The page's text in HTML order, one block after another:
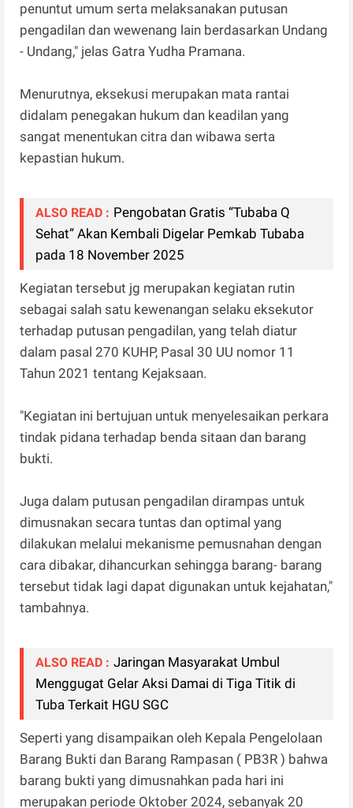
penuntut umum serta melaksanakan putusan
pengadilan dan wewenang lain berdasarkan Undang
- Undang," jelas Gatra Yudha Pramana.
Menurutnya, eksekusi merupakan mata rantai
didalam penegakan hukum dan keadilan yang
sangat menentukan citra dan wibawa serta
kepastian hukum.
ALSO READ : Pengobatan Gratis “Tubaba Q
Sehat” Akan Kembali Digelar Pemkab Tubaba
pada 18 November 2025
Kegiatan tersebut jg merupakan kegiatan rutin
sebagai salah satu kewenangan selaku eksekutor
terhadap putusan pengadilan, yang telah diatur
dalam pasal 270 KUHP, Pasal 30 UU nomor 11
Tahun 2021 tentang Kejaksaan.
"Kegiatan ini bertujuan untuk menyelesaikan perkara
tindak pidana terhadap benda sitaan dan barang
bukti.
Juga dalam putusan pengadilan dirampas untuk
dimusnakan secara tuntas dan optimal yang
dilakukan melalui mekanisme pemusnahan dengan
cara dibakar, dihancurkan sehingga barang- barang
tersebut tidak lagi dapat digunakan untuk kejahatan,"
tambahnya.
ALSO READ : Jaringan Masyarakat Umbul
Menggugat Gelar Aksi Damai di Tiga Titik di
Tuba Terkait HGU SGC
Seperti yang disampaikan oleh Kepala Pengelolaan
Barang Bukti dan Barang Rampasan ( PB3R ) bahwa
barang bukti yang dimusnahkan pada hari ini
merupakan periode Oktober 2024, sebanyak 20